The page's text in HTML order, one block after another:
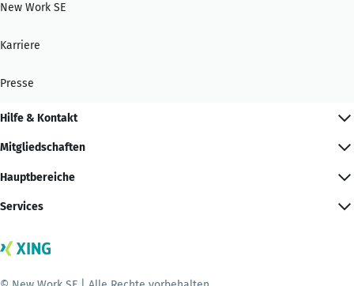
New Work SE
Karriere
Presse
Hilfe & Kontakt
Mitgliedschaften
Hauptbereiche
Services